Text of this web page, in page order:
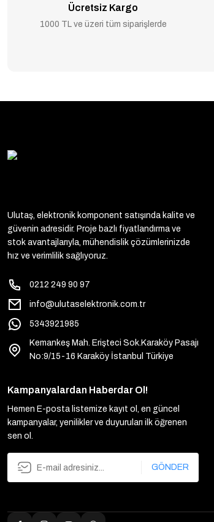
Ücretsiz Kargo
1000 TL ve üzeri tüm siparişlerde
Ulutaş, elektronik komponent satışında kalite ve
güvenin adresidir. Proje bazlı fiyatlandırma ve
stok avantajlarıyla, mühendislik çözümlerinizde
hız ve verimlilik sağlıyoruz.
0212 249 90 97
info@ulutaselektronik.com.tr
5343921985
Kemankeş Mah. Erişteci Sok.Karaköy Pasajı
No:9/15-16 Karaköy İstanbul Türkiye
Kampanyalardan Haberdar Ol!
Hemen E-posta listemize kayıt ol, en güncel
kampanyalar, yenilikler ve duyuruları ilk öğrenen
sen ol.
GÖNDER